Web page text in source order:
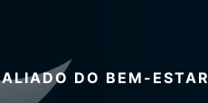
ALIADO DO BEM-ESTAR